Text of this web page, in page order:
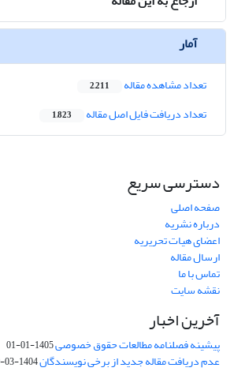
آمار
تعداد مشاهده مقاله 2,211
تعداد دریافت فایل اصل مقاله 1,823
دسترسی سریع
صفحه اصلی
درباره نشریه
اعضای هیات تحریریه
ارسال مقاله
تماس با ما
نقشه سایت
آخرین اخبار
پیشینه فصلنامه مطالعات حقوق خصوصی1405-01-01
عدم دریافت مقاله جدید از برخی نویسندگان1404-03-20